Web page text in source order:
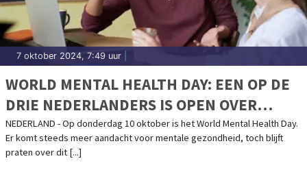
7 oktober 2024, 7:49 uur
WORLD MENTAL HEALTH DAY: EEN OP DE
DRIE NEDERLANDERS IS OPEN OVER
MENTALE GEZONDHEID
NEDERLAND - Op donderdag 10 oktober is het World Mental Health Day.
Er komt steeds meer aandacht voor mentale gezondheid, toch blijft
praten over dit [...]